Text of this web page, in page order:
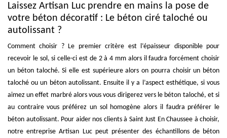
Laissez Artisan Luc prendre en mains la pose de
votre béton décoratif : Le béton ciré taloché ou
autolissant ?
Comment choisir ? Le premier critère est l’épaisseur disponible pour
recevoir le sol, si celle-ci est de 2 à 4 mm alors il faudra forcément choisir
un béton taloché. Si elle est supérieure alors on pourra choisir un béton
taloché ou un béton autolissant. Ensuite il y a l’aspect esthétique, si vous
aimez un effet marbré alors vous vous dirigerez vers le béton taloché, et si
au contraire vous préférez un sol homogène alors il faudra préférer le
béton autolissant. Pour aider nos clients à Saint Just En Chaussee à choisir,
notre entreprise Artisan Luc peut présenter des échantillons de béton